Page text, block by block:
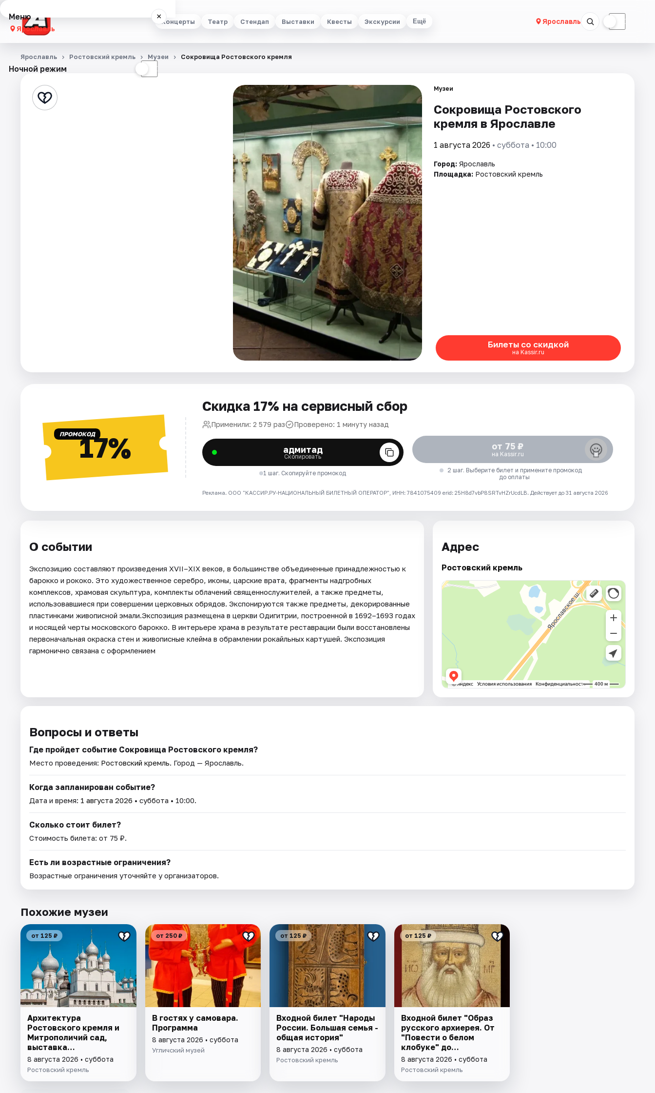
Концерты Театр Стендап Выставки Квесты Экскурсии Ещё Ярославль ☾
Меню ×
Ярославль
Концерты
Стендап
Ночной режим ☾
Ярославль Ростовский кремль Музеи Сокровища Ростовского кремля
Музеи
Сокровища Ростовского
кремля в Ярославле
1 августа 2026 • суббота • 10:00
Город: Ярославль
Площадка: Ростовский кремль
Билеты со скидкой
на Kassir.ru
ПРОМОКОД17%
Скидка 17% на сервисный сбор
Применили: 2 579 раз Проверено: 1 минуту назад
адмитад
Скопировать
1 шаг. Скопируйте промокод
от 75 ₽
на Kassir.ru
2 шаг. Выберите билет и примените промокод
до оплаты
Реклама. ООО "КАССИР.РУ-НАЦИОНАЛЬНЫЙ БИЛЕТНЫЙ ОПЕРАТОР", ИНН: 7841075409 erid: 25H8d7vbP8SRTvHZrUcdLB. Действует до 31 августа 2026
О событии
Экспозицию составляют произведения XVII–XIX веков, в большинстве объединенные принадлежностью к
барокко и рококо. Это художественное серебро, иконы, царские врата, фрагменты надгробных
комплексов, храмовая скульптура, комплекты облачений священнослужителей, а также предметы,
использовавшиеся при совершении церковных обрядов. Экспонируются также предметы, декорированные
пластинками живописной эмали.Экспозиция размещена в церкви Одигитрии, построенной в 1692–1693 годах
и носящей черты московского барокко. В интерьере храма в результате реставрации были восстановлены
первоначальная окраска стен и живописные клейма в обрамлении рокайльных картушей. Экспозиция
гармонично связана с оформлением
Адрес
Ростовский кремль
Вопросы и ответы
Где пройдет событие Сокровища Ростовского кремля?
Место проведения: Ростовский кремль. Город — Ярославль.
Когда запланирован событие?
Дата и время: 1 августа 2026 • суббота • 10:00.
Сколько стоит билет?
Стоимость билета: от 75 ₽.
Есть ли возрастные ограничения?
Возрастные ограничения уточняйте у организаторов.
Похожие музеи
от 125 ₽
Архитектура
Ростовского кремля и
Митрополичий сад,
выставка
"Митрополичье
варенье"
8 августа 2026 • суббота
Ростовский кремль
от 250 ₽
В гостях у самовара.
Программа
8 августа 2026 • суббота
Угличский музей
от 125 ₽
Входной билет "Народы
России. Большая семья -
общая история"
8 августа 2026 • суббота
Ростовский кремль
от 125 ₽
Входной билет "Образ
русского архиерея. От
"Повести о белом
клобуке" до
восстановления
патриаршества"
8 августа 2026 • суббота
Ростовский кремль